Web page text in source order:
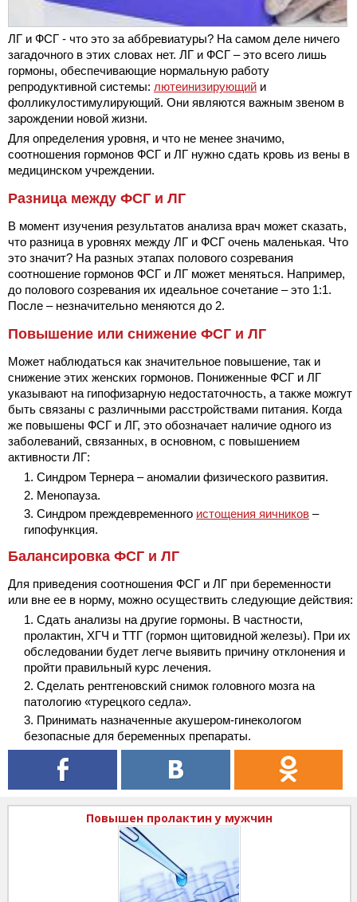
ЛГ и ФСГ - что это за аббревиатуры? На самом деле ничего
загадочного в этих словах нет. ЛГ и ФСГ – это всего лишь
гормоны, обеспечивающие нормальную работу
репродуктивной системы: лютеинизирующий и
фолликулостимулирующий. Они являются важным звеном в
зарождении новой жизни.
Для определения уровня, и что не менее значимо,
соотношения гормонов ФСГ и ЛГ нужно сдать кровь из вены в
медицинском учреждении.
Разница между ФСГ и ЛГ
В момент изучения результатов анализа врач может сказать,
что разница в уровнях между ЛГ и ФСГ очень маленькая. Что
это значит? На разных этапах полового созревания
соотношение гормонов ФСГ и ЛГ может меняться. Например,
до полового созревания их идеальное сочетание – это 1:1.
После – незначительно меняются до 2.
Повышение или снижение ФСГ и ЛГ
Может наблюдаться как значительное повышение, так и
снижение этих женских гормонов. Пониженные ФСГ и ЛГ
указывают на гипофизарную недостаточность, а также можгут
быть связаны с различными расстройствами питания. Когда
же повышены ФСГ и ЛГ, это обозначает наличие одного из
заболеваний, связанных, в основном, с повышением
активности ЛГ:
Синдром Тернера – аномалии физического развития.
Менопауза.
Синдром преждевременного истощения яичников –
гипофункция.
Балансировка ФСГ и ЛГ
Для приведения соотношения ФСГ и ЛГ при беременности
или вне ее в норму, можно осуществить следующие действия:
Сдать анализы на другие гормоны. В частности,
пролактин, ХГЧ и ТТГ (гормон щитовидной железы). При их
обследовании будет легче выявить причину отклонения и
пройти правильный курс лечения.
Сделать рентгеновский снимок головного мозга на
патологию «турецкого седла».
Принимать назначенные акушером-гинекологом
безопасные для беременных препараты.
Повышен пролактин у мужчин